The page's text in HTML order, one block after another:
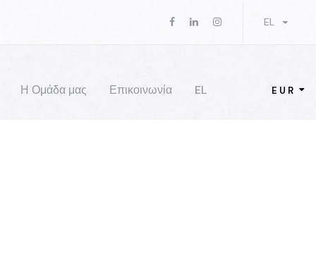
EL
Η Ομάδα μας Επικοινωνία EL EUR